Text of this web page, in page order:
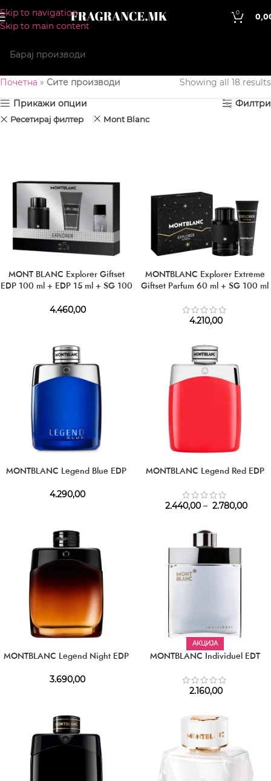
Skip to navigation
Skip to main content
0
Почетна » Сите производи
Showing all 18 results
Прикажи опции
Филтри
Ресетирај филтер Mont Blanc
MONT BLANC Explorer Giftset
EDP 100 ml + EDP 15 ml + SG 100
4.460,00
MONTBLANC Explorer Extreme
Giftset Parfum 60 ml + SG 100 ml
4.210,00
MONTBLANC Legend Blue EDP
4.290,00
MONTBLANC Legend Red EDP
2.440,00 – 2.780,00
MONTBLANC Legend Night EDP
3.690,00
АКЦИЈА
MONTBLANC Individuel EDT
2.160,00